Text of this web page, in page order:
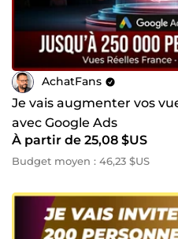
AchatFans
Je vais augmenter vos
avec Google Ads
À partir de 25,08 $US
Budget moyen : 46,23 $US